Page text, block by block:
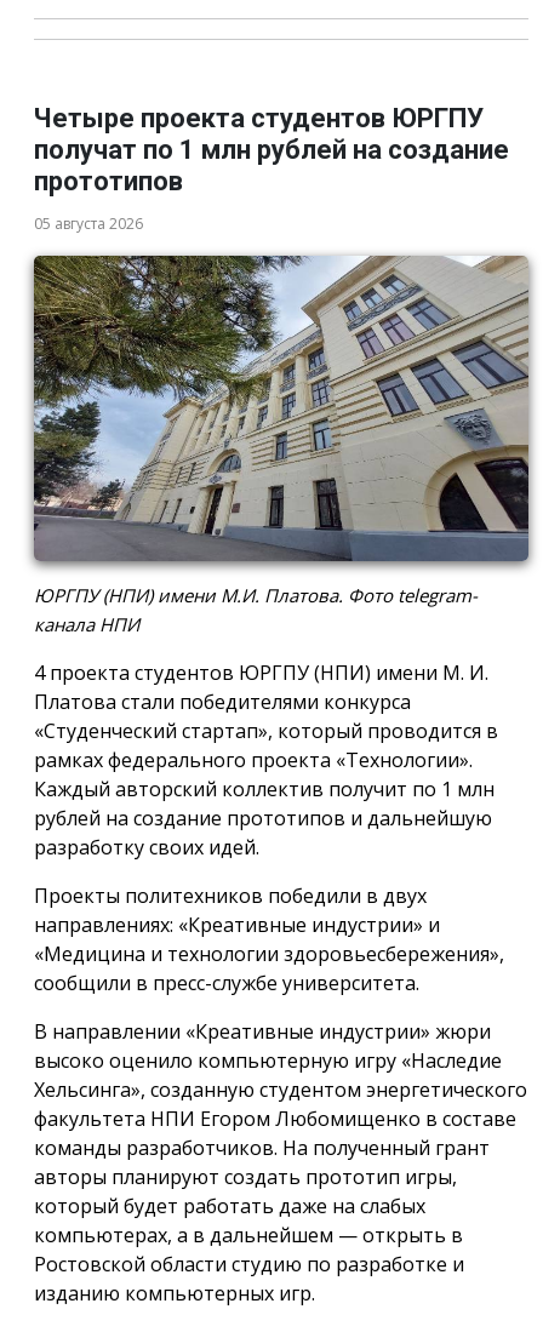
Четыре проекта студентов ЮРГПУ
получат по 1 млн рублей на создание
прототипов
05 августа 2026
ЮРГПУ (НПИ) имени М.И. Платова. Фото telegram-
канала НПИ
4 проекта студентов ЮРГПУ (НПИ) имени М. И.
Платова стали победителями конкурса
«Студенческий стартап», который проводится в
рамках федерального проекта «Технологии».
Каждый авторский коллектив получит по 1 млн
рублей на создание прототипов и дальнейшую
разработку своих идей.
Проекты политехников победили в двух
направлениях: «Креативные индустрии» и
«Медицина и технологии здоровьесбережения»,
сообщили в пресс-службе университета.
В направлении «Креативные индустрии» жюри
высоко оценило компьютерную игру «Наследие
Хельсинга», созданную студентом энергетического
факультета НПИ Егором Любомищенко в составе
команды разработчиков. На полученный грант
авторы планируют создать прототип игры,
который будет работать даже на слабых
компьютерах, а в дальнейшем — открыть в
Ростовской области студию по разработке и
изданию компьютерных игр.